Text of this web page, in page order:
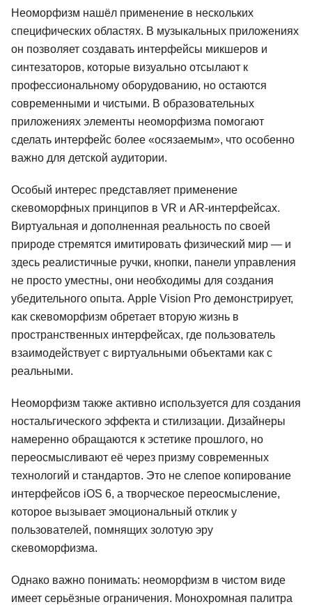
Неоморфизм нашёл применение в нескольких
специфических областях. В музыкальных приложениях
он позволяет создавать интерфейсы микшеров и
синтезаторов, которые визуально отсылают к
профессиональному оборудованию, но остаются
современными и чистыми. В образовательных
приложениях элементы неоморфизма помогают
сделать интерфейс более «осязаемым», что особенно
важно для детской аудитории.
Особый интерес представляет применение
скевоморфных принципов в VR и AR-интерфейсах.
Виртуальная и дополненная реальность по своей
природе стремятся имитировать физический мир — и
здесь реалистичные ручки, кнопки, панели управления
не просто уместны, они необходимы для создания
убедительного опыта. Apple Vision Pro демонстрирует,
как скевоморфизм обретает вторую жизнь в
пространственных интерфейсах, где пользователь
взаимодействует с виртуальными объектами как с
реальными.
Неоморфизм также активно используется для создания
ностальгического эффекта и стилизации. Дизайнеры
намеренно обращаются к эстетике прошлого, но
переосмысливают её через призму современных
технологий и стандартов. Это не слепое копирование
интерфейсов iOS 6, а творческое переосмысление,
которое вызывает эмоциональный отклик у
пользователей, помнящих золотую эру
скевоморфизма.
Однако важно понимать: неоморфизм в чистом виде
имеет серьёзные ограничения. Монохромная палитра